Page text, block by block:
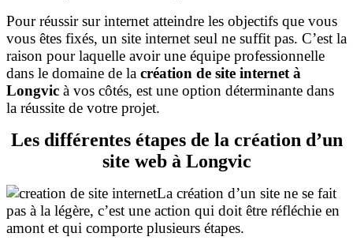
Pour réussir sur internet atteindre les objectifs que vous
vous êtes fixés, un site internet seul ne suffit pas. C’est la
raison pour laquelle avoir une équipe professionnelle
dans le domaine de la création de site internet à
Longvic à vos côtés, est une option déterminante dans
la réussite de votre projet.
Les différentes étapes de la création d’un
site web à Longvic
La création d’un site ne se fait
pas à la légère, c’est une action qui doit être réfléchie en
amont et qui comporte plusieurs étapes.